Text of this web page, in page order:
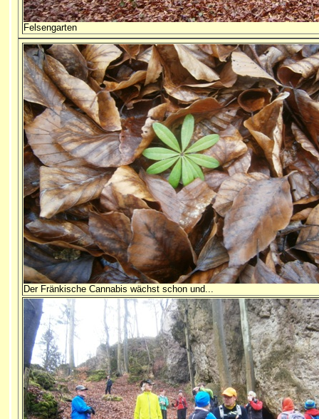
Felsengarten
Der Fränkische Cannabis wächst schon und...